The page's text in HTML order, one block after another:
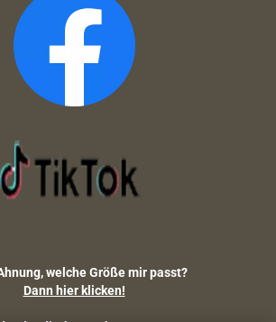
welche Größe mir passt?
Dann hier klicken!